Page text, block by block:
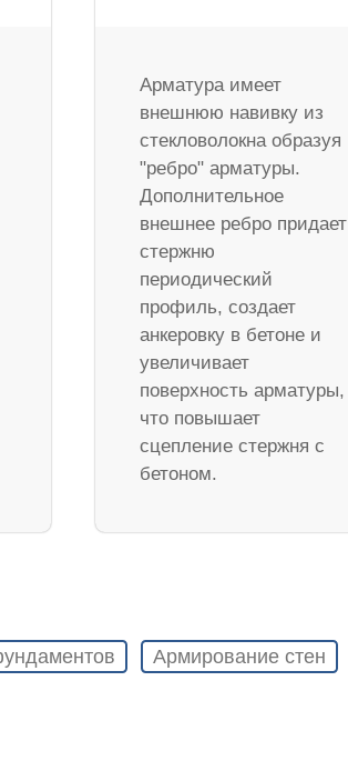
Арматура имеет
внешнюю навивку из
стекловолокна образуя
"ребро" арматуры.
Дополнительное
внешнее ребро придает
стержню
периодический
профиль, создает
анкеровку в бетоне и
увеличивает
поверхность арматуры,
что повышает
сцепление стержня с
бетоном.
Армирование стен